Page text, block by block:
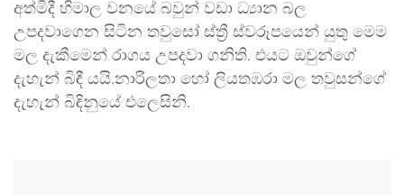
අත්මිදී හිමාල වනයේ බවුන් වඩා ධ්‍යාන බල
උපදවාගෙන සිටින තවුසෝ ස්ත්‍රී ස්වරූපයෙන් යුතු මෙම
මල දැකීමෙන් රාගය උපදවා ගනිති. එයට ඔවුන්ගේ
දැහැන් බිඳී යයි.නාරිලතා හෝ ලියතඹරා මල තවුසන්ගේ
දැහැන් බිඳිනුයේ එලෙසිනි.